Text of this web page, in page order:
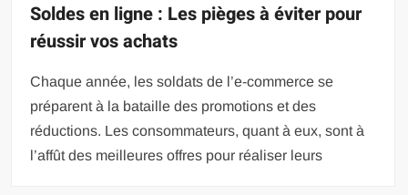
Soldes en ligne : Les pièges à éviter pour
réussir vos achats
Chaque année, les soldats de l’e-commerce se
préparent à la bataille des promotions et des
réductions. Les consommateurs, quant à eux, sont à
l’affût des meilleures offres pour réaliser leurs